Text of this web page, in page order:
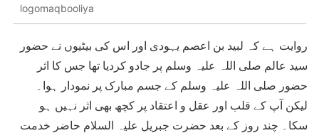
logomaqbooliya
روایت ہے کہ لبید بن اعصم یہودی اور اس کی بیٹیوں نے حضور
سید عالم صلی اللہ علیہ وسلم پر جادو کردیا تھا جس کا اثر
حضور صلی اللہ علیہ وسلم کے جسم مبارک پر نمودار ہوا۔
لیکن آپ کے قلب اور عقل و اعتقاد پر کچھ بھی اثر نہیں ہو
سکا۔ چند روز کے بعد حضرت جبریل علیہ السلام حاضر خدمت